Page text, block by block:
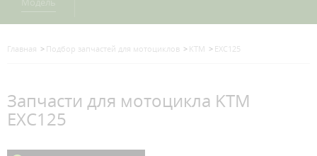
Главная Подбор запчастей для мотоциклов KTM EXC125
Запчасти для мотоцикла KTM
EXC125